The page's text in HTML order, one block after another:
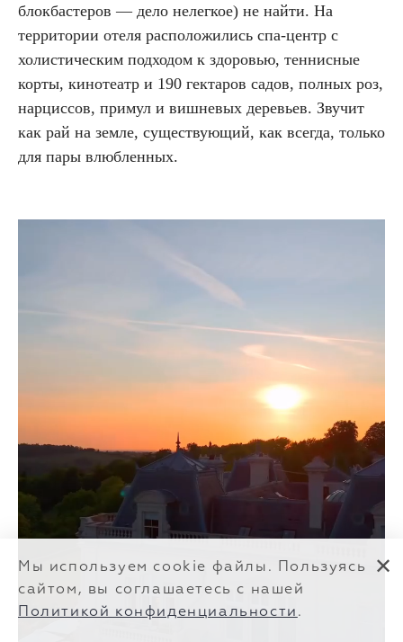
блокбастеров — дело нелегкое) не найти. На
территории отеля расположились спа-центр с
холистическим подходом к здоровью, теннисные
корты, кинотеатр и 190 гектаров садов, полных роз,
нарциссов, примул и вишневых деревьев. Звучит
как рай на земле, существующий, как всегда, только
для пары влюбленных.
Мы используем cookie файлы. Пользуясь
сайтом, вы соглашаетесь с нашей
Политикой конфиденциальности .
✕